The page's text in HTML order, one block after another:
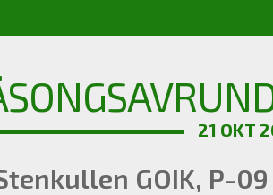
21 OKT
GOIK, P-09